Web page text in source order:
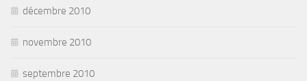
décembre 2010
novembre 2010
septembre 2010